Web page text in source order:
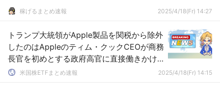
稼げるまとめ速報 2025/4/18(Fr) 14:27
トランプ大統領がApple製品を関税から除外
したのはAppleのティム・クックCEOが商務
長官を初めとする政府高官に直接働きかけ
たから…報道
米国株ETFまとめ速報 2025/4/18(Fr) 14:15